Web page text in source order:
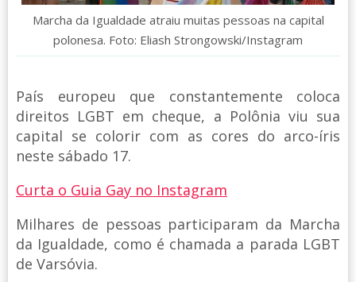
Marcha da Igualdade atraiu muitas pessoas na capital
polonesa. Foto: Eliash Strongowski/Instagram
País europeu que constantemente coloca
direitos LGBT em cheque, a Polônia viu sua
capital se colorir com as cores do arco-íris
neste sábado 17.
Curta o Guia Gay no Instagram
Milhares de pessoas participaram da Marcha
da Igualdade, como é chamada a parada LGBT
de Varsóvia.